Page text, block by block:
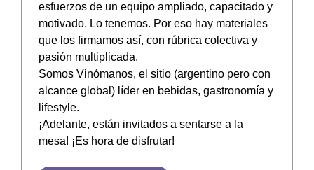
esfuerzos de un equipo ampliado, capacitado y
motivado. Lo tenemos. Por eso hay materiales
que los firmamos así, con rúbrica colectiva y
pasión multiplicada.
Somos Vinómanos, el sitio (argentino pero con
alcance global) líder en bebidas, gastronomía y
lifestyle.
¡Adelante, están invitados a sentarse a la
mesa! ¡Es hora de disfrutar!